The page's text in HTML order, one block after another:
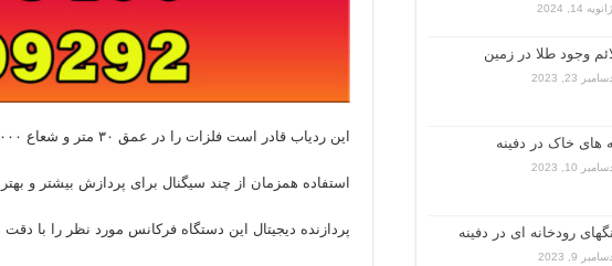
این ردیاب قادر است فلزات را در عمق ۳۰ متر و شعاع ۸۰۰۰ متر جستجو کند .
استفاده همزمان از چند سیگنال برای پردازش بیشتر و
پردازنده دیجیتال این دستگاه فرکانس مورد نظر را با
ژانویه 14, 2024
وجود طلا در زمین
دسامبر 23, 2023
های خاک در دفینه
دسامبر 10, 2023
رودخانه ای در دفینه
دسامبر 9, 2023